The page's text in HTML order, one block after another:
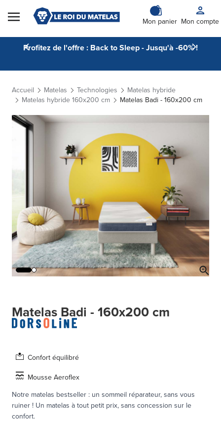
Skip to Content
Mon panier Mon compte
Profitez de l'offre : Back to Sleep - Jusqu'à -60% !
Accueil Matelas Technologies
Matelas hybride
Matelas hybride 160x200 cm
Matelas Badi - 160x200 cm
Matelas Badi - 160x200 cm
Confort équilibré
Mousse Aeroflex
Notre matelas bestseller : un sommeil réparateur, sans vous
ruiner ! Un matelas à tout petit prix, sans concession sur le
confort.